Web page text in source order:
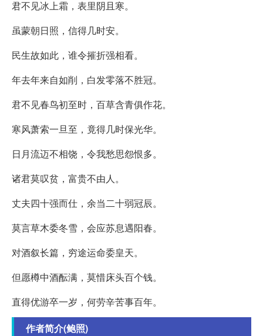
君不见冰上霜，表里阴且寒。
虽蒙朝日照，信得几时安。
民生故如此，谁令摧折强相看。
年去年来自如削，白发零落不胜冠。
君不见春鸟初至时，百草含青俱作花。
寒风萧索一旦至，竟得几时保光华。
日月流迈不相饶，令我愁思怨恨多。
诸君莫叹贫，富贵不由人。
丈夫四十强而仕，余当二十弱冠辰。
莫言草木委冬雪，会应苏息遇阳春。
对酒叙长篇，穷途运命委皇天。
但愿樽中酒酝满，莫惜床头百个钱。
直得优游卒一岁，何劳辛苦事百年。
作者简介(鲍照)